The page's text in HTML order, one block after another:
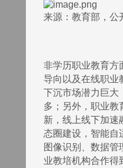
来源：教育部，公
非学历职业教育方
导向以及在线职业
下沉市场潜力巨大
多；另外，职业教
新，线上线下加速
态圈建设，智能自
图像识别、数据管
业教培机构合作得